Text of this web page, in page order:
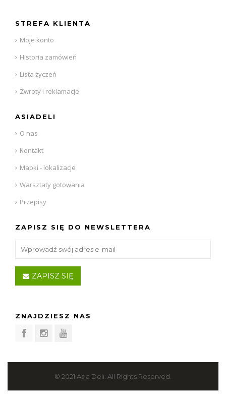
STREFA KLIENTA
Moje konto
Historia zamówień
Lista życzeń
Zwroty i reklamacje
ASIADELI
O nas
Kontakt
Mapki - lokalizacje
Warsztaty gotowania
Przepisy
ZAPISZ SIĘ DO NEWSLETTERA
ZAPISZ SIĘ
ZNAJDZIESZ NAS
© 2021 Asia Deli. All Rights Reserved.